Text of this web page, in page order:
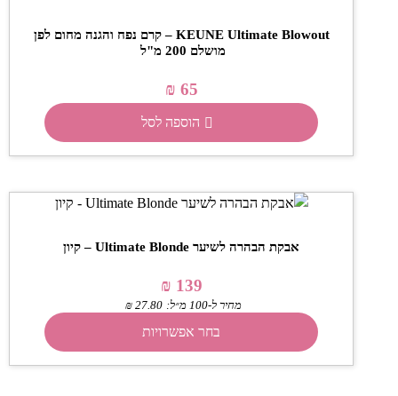
​KEUNE Ultimate Blowout – קרם נפח והגנה מחום לפן
מושלם 200 מ"ל ​
₪ 65
הוספה לסל
אבקת הבהרה לשיער Ultimate Blonde – קיון
₪ 139
מחיר ל-100 מ״ל: ₪27.80
בחר אפשרויות